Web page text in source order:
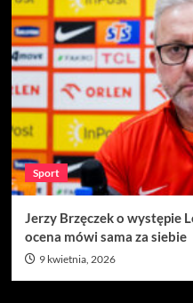
Sport
Jerzy Brzęczek o występie
ocena mówi sama za siebie
9 kwietnia, 2026